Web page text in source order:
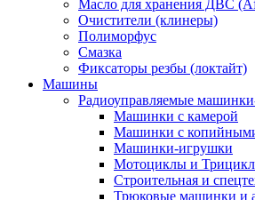
Масло для хранения ДВС
Очистители (клинеры)
Полиморфус
Смазка
Фиксаторы резбы (локтайт)
Машины
Радиоуправляемые
Машинки с камерой
Машинки с
Машинки-игрушки
Мотоциклы и
Строительная и
Трюковые машинки и